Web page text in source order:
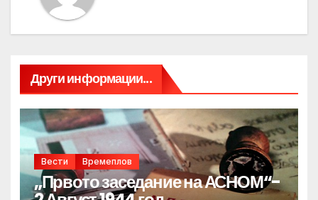
Други информации...
Вести Времеплов
„Првото заседание на АСНОМ“-